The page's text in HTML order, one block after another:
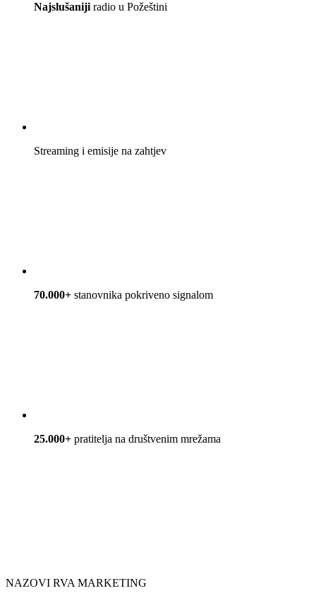
Najslušanijiradio u Požeštini
Streaming i emisije na zahtjev
70.000+ stanovnika pokriveno signalom
25.000+ pratitelja na društvenim mrežama
NAZOVI RVA MARKETING